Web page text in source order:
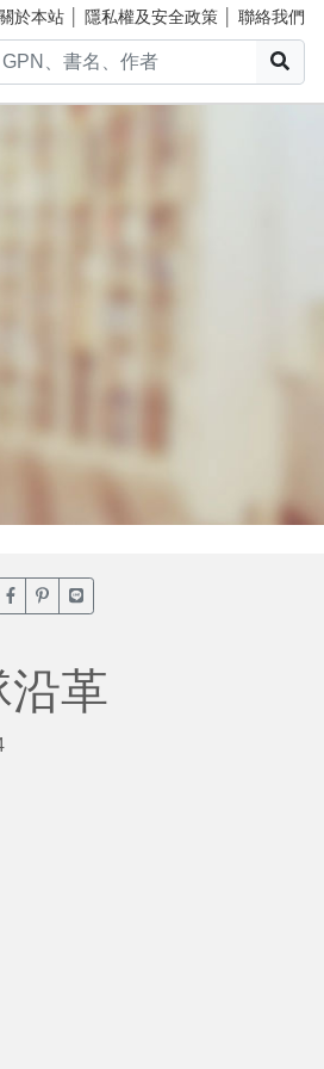
關於本站 隱私權及安全政策 聯絡我們
臉書分享(另開新視窗)
噗浪分享(另開新視窗)
Line分享(另開新視窗)
沿革